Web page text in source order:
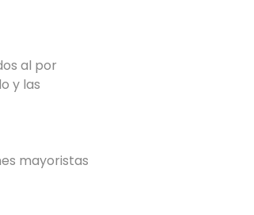
al por
y las
mayoristas